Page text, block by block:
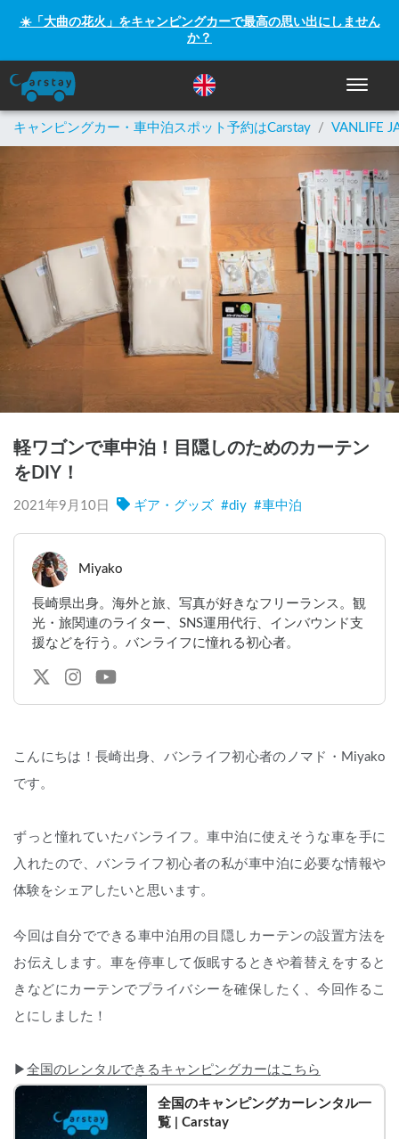
☀️「大曲の花火」をキャンピングカーで最高の思い出にしません
か？
ナビゲ
キャンピングカー・車中泊スポット予約はCarstay / VANLIFE
軽ワゴンで車中泊！目隠しのためのカーテン
をDIY！
2021年9月10日 ギア・グッズ #diy #車中泊
Miyako
長崎県出身。海外と旅、写真が好きなフリーランス。観
光・旅関連のライター、SNS運用代行、インバウンド支
援などを行う。バンライフに憧れる初心者。
こんにちは！長崎出身、バンライフ初心者のノマド・Miyako
です。
ずっと憧れていたバンライフ。車中泊に使えそうな車を手に
入れたので、バンライフ初心者の私が車中泊に必要な情報や
体験をシェアしたいと思います。
今回は自分でできる車中泊用の目隠しカーテンの設置方法を
お伝えします。車を停車して仮眠するときや着替えをすると
きなどにカーテンでプライバシーを確保したく、今回作るこ
とにしました！
▶︎ 全国のレンタルできるキャンピングカーはこちら
全国のキャンピングカーレンタル一
覧 | Carstay